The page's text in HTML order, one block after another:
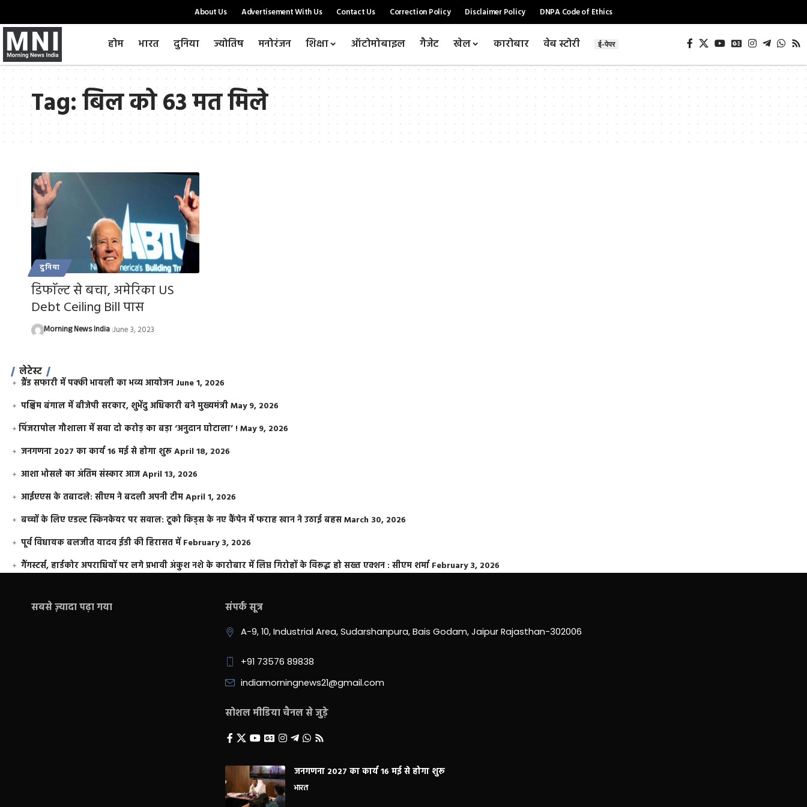
About Us Advertisement With Us Contact Us Correction Policy Disclaimer Policy DNPA Code of Ethics
होम भारत दुनिया ज्योतिष मनोरंजन शिक्षा ऑटोमोबाइल गैजेट खेल कारोबार वेब स्टोरी ई-पेपर
Tag:बिल को 63 मत मिले
दुनिया
डिफाॅल्ट से बचा, अमेरिका US
Debt Ceiling Bill पास
Morning News India June 3, 2023
लेटेस्ट
ग्रैंड सफारी में पक्की भायली का भव्य आयोजन June 1, 2026
पश्चिम बंगाल में बीजेपी सरकार, शुभेंदु अधिकारी बने मुख्यमंत्रीMay 9, 2026
​पिंजरापोल गौशाला में सवा दो करोड़ का बड़ा ‘अनुदान घोटाला’ !May 9, 2026
जनगणना 2027 का कार्य 16 मई से होगा शुरूApril 18, 2026
आशा भोसले का अंतिम संस्कार आजApril 13, 2026
आईएएस के तबादले: सीएम ने बदली अपनी टीमApril 1, 2026
बच्चों के लिए एडल्ट स्किनकेयर पर सवाल: टूको किड्स के नए कैंपेन में फराह खान ने उठाई बहसMarch 30, 2026
पूर्व विधायक बलजीत यादव ईडी की हिरासत में February 3, 2026
गैंगस्टर्स, हार्डकोर अपराधियों पर लगे प्रभावी अंकुश नशे के कारोबार में लिप्त गिरोहों के विरूद्ध हो सख्त एक्शन : सीएम शर्मा February 3, 2026
सबसे ज़्यादा पढ़ा गया संपर्क सूत्र
A-9, 10, Industrial Area, Sudarshanpura, Bais Godam, Jaipur Rajasthan-302006
+91 73576 89838
indiamorningnews21@gmail.com
सोशल मीडिया चैनल से जुड़े
जनगणना 2027 का कार्य 16 मई से होगा शुरू
भारत